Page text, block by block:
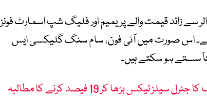
یہ تجویز منظور ہو جاتی ہے تو 500 ڈالر سے زائد قیمت والے پریمیم اور فلیگ شپ اسمارٹ فونز
اس صورت میں آئی فون، سام سنگ گلیکسی ایس
سستے ہو سکتے ہیں۔